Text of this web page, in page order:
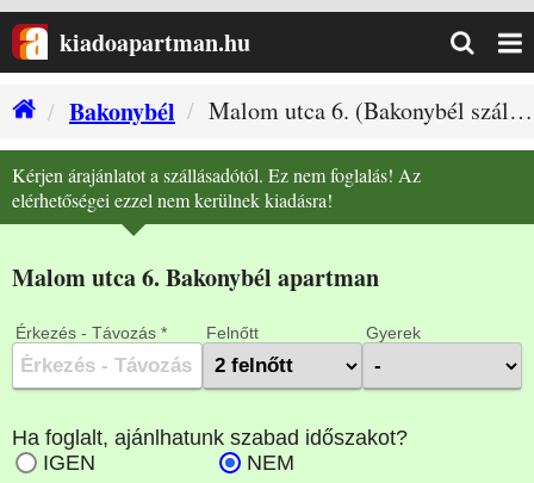
kiadoapartman.hu
Bakonybél
Malom utca 6. (Bakonybél szállás)
Kérjen árajánlatot a szállásadótól. Ez nem foglalás! Az
elérhetőségei ezzel nem kerülnek kiadásra!
Malom utca 6. Bakonybél apartman
Érkezés - Távozás * Felnőtt Gyerek